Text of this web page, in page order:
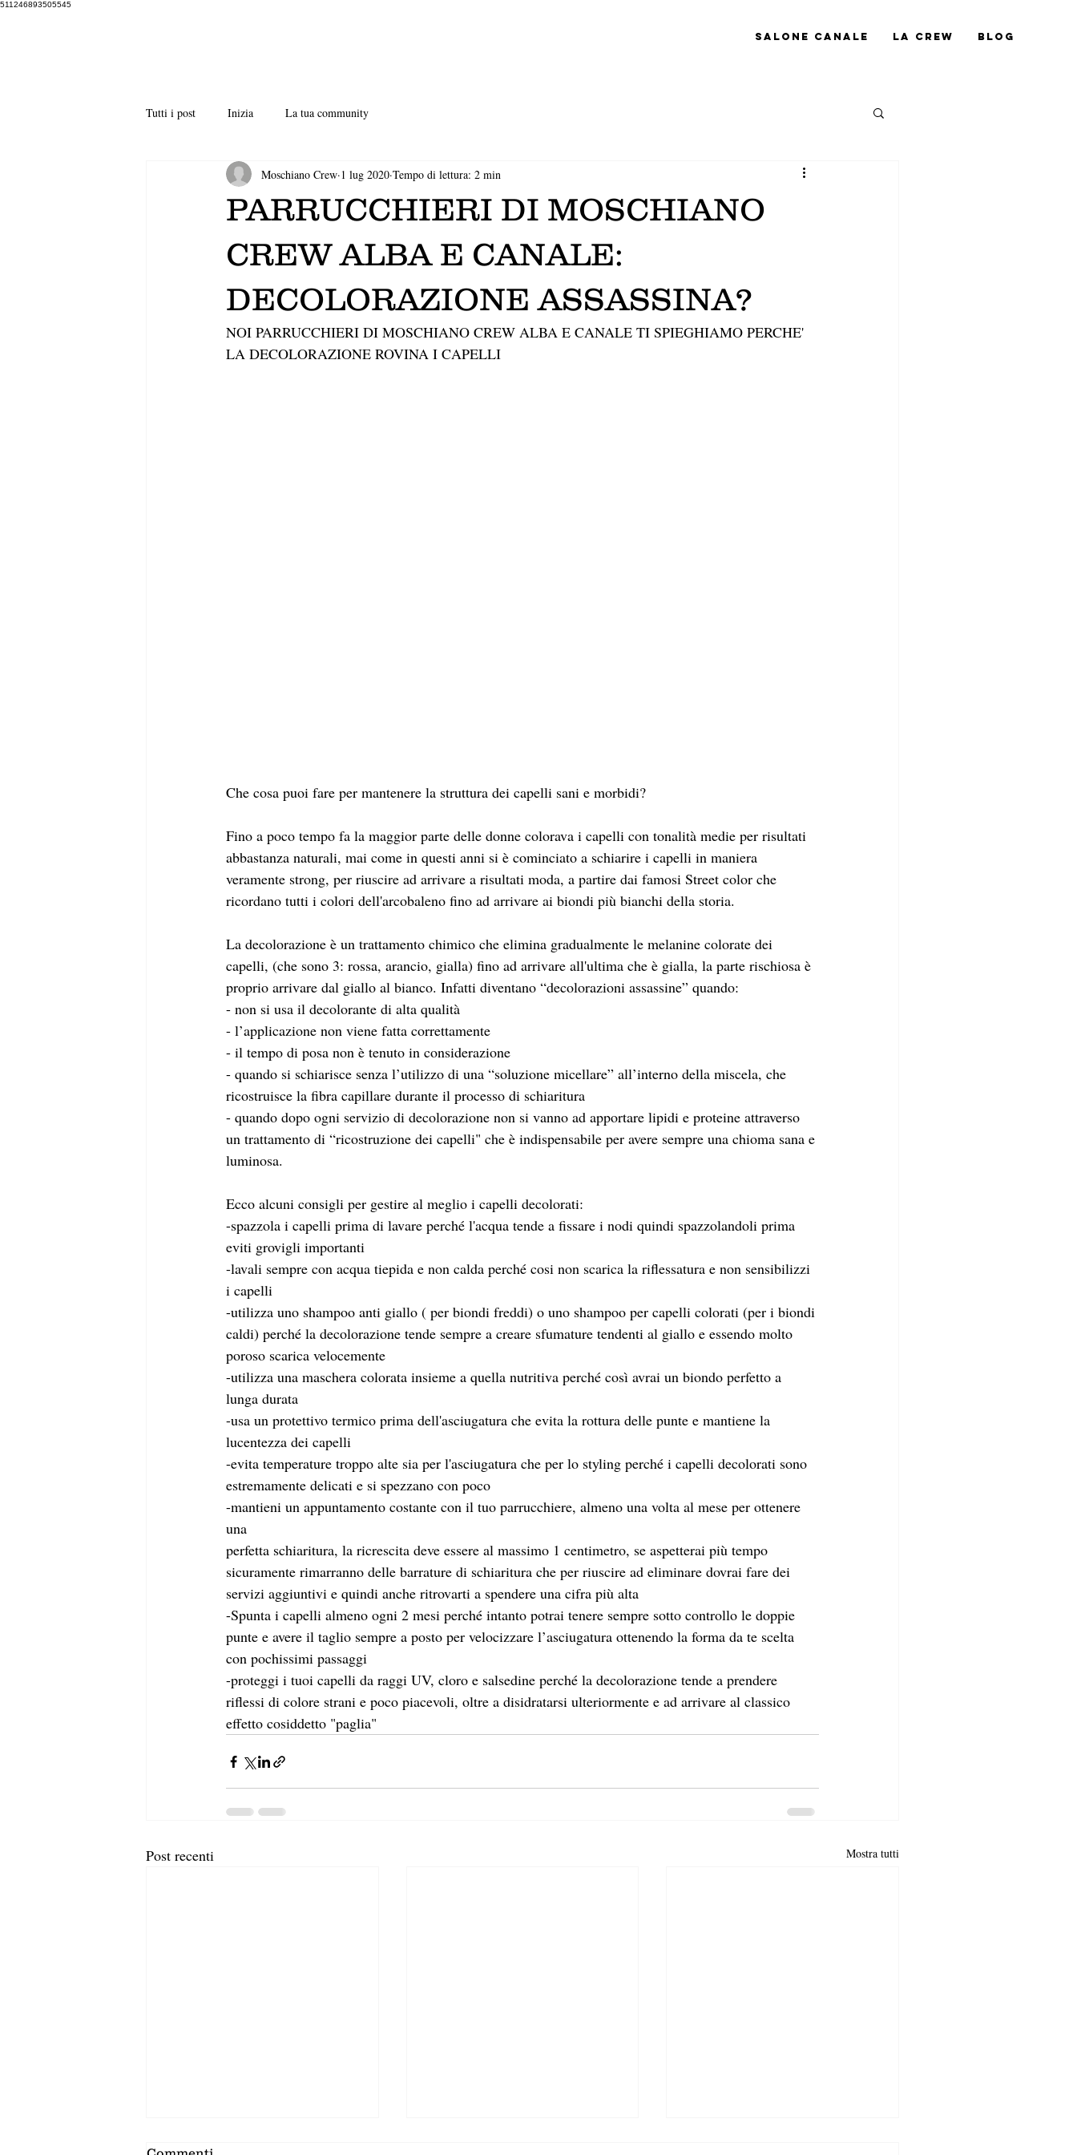
511246893505545
Salone Canale La Crew Blog
Tutti i post Inizia La tua community
PARRUCCHIERI DI MOSCHIANO
CREW ALBA E CANALE:
DECOLORAZIONE ASSASSINA?
Moschiano Crew 1 lug 2020 Tempo di lettura: 2 min
NOI PARRUCCHIERI DI MOSCHIANO CREW ALBA E CANALE TI SPIEGHIAMO PERCHE'
LA DECOLORAZIONE ROVINA I CAPELLI
Che cosa puoi fare per mantenere la struttura dei capelli sani e morbidi?
Fino a poco tempo fa la maggior parte delle donne colorava i capelli con tonalità medie per risultati
abbastanza naturali, mai come in questi anni si è cominciato a schiarire i capelli in maniera
veramente strong, per riuscire ad arrivare a risultati moda, a partire dai famosi Street color che
ricordano tutti i colori dell'arcobaleno fino ad arrivare ai biondi più bianchi della storia.
La decolorazione è un trattamento chimico che elimina gradualmente le melanine colorate dei
capelli, (che sono 3: rossa, arancio, gialla) fino ad arrivare all'ultima che è gialla, la parte rischiosa è
proprio arrivare dal giallo al bianco. Infatti diventano “decolorazioni assassine” quando:
- non si usa il decolorante di alta qualità
- l’applicazione non viene fatta correttamente
- il tempo di posa non è tenuto in considerazione
- quando si schiarisce senza l’utilizzo di una “soluzione micellare” all’interno della miscela, che
ricostruisce la fibra capillare durante il processo di schiaritura
- quando dopo ogni servizio di decolorazione non si vanno ad apportare lipidi e proteine attraverso
un trattamento di “ricostruzione dei capelli" che è indispensabile per avere sempre una chioma sana e
luminosa.
Ecco alcuni consigli per gestire al meglio i capelli decolorati:
-spazzola i capelli prima di lavare perché l'acqua tende a fissare i nodi quindi spazzolandoli prima
eviti grovigli importanti
-lavali sempre con acqua tiepida e non calda perché cosi non scarica la riflessatura e non sensibilizzi
i capelli
-utilizza uno shampoo anti giallo ( per biondi freddi) o uno shampoo per capelli colorati (per i biondi
caldi) perché la decolorazione tende sempre a creare sfumature tendenti al giallo e essendo molto
poroso scarica velocemente
-utilizza una maschera colorata insieme a quella nutritiva perché così avrai un biondo perfetto a
lunga durata
-usa un protettivo termico prima dell'asciugatura che evita la rottura delle punte e mantiene la
lucentezza dei capelli
-evita temperature troppo alte sia per l'asciugatura che per lo styling perché i capelli decolorati sono
estremamente delicati e si spezzano con poco
-mantieni un appuntamento costante con il tuo parrucchiere, almeno una volta al mese per ottenere
una
perfetta schiaritura, la ricrescita deve essere al massimo 1 centimetro, se aspetterai più tempo
sicuramente rimarranno delle barrature di schiaritura che per riuscire ad eliminare dovrai fare dei
servizi aggiuntivi e quindi anche ritrovarti a spendere una cifra più alta
-Spunta i capelli almeno ogni 2 mesi perché intanto potrai tenere sempre sotto controllo le doppie
punte e avere il taglio sempre a posto per velocizzare l’asciugatura ottenendo la forma da te scelta
con pochissimi passaggi
-proteggi i tuoi capelli da raggi UV, cloro e salsedine perché la decolorazione tende a prendere
riflessi di colore strani e poco piacevoli, oltre a disidratarsi ulteriormente e ad arrivare al classico
effetto cosiddetto "paglia"
Post recenti Mostra tutti